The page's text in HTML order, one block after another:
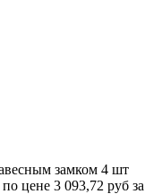
замком 4 шт
цене 3 093,72 руб за